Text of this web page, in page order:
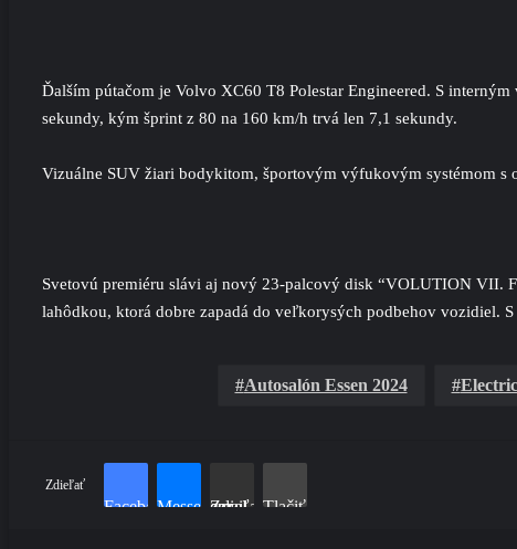
Ďalším pútačom je Volvo XC60 T8 Polestar Engineered. S
sekundy, kým šprint z 80 na 160 km/h trvá len 7,1 sekundy.
Vizuálne SUV žiari bodykitom, športovým výfukovým systémom
Svetovú premiéru slávi aj nový 23-palcový disk “VOLUTION VII.
lahôdkou, ktorá dobre zapadá do veľkorysých podbehov vozidiel.
Autosalón Essen 2024 Electric
Zdieľať
FacebookMessenger
Zdieľať cez email Tlačiť